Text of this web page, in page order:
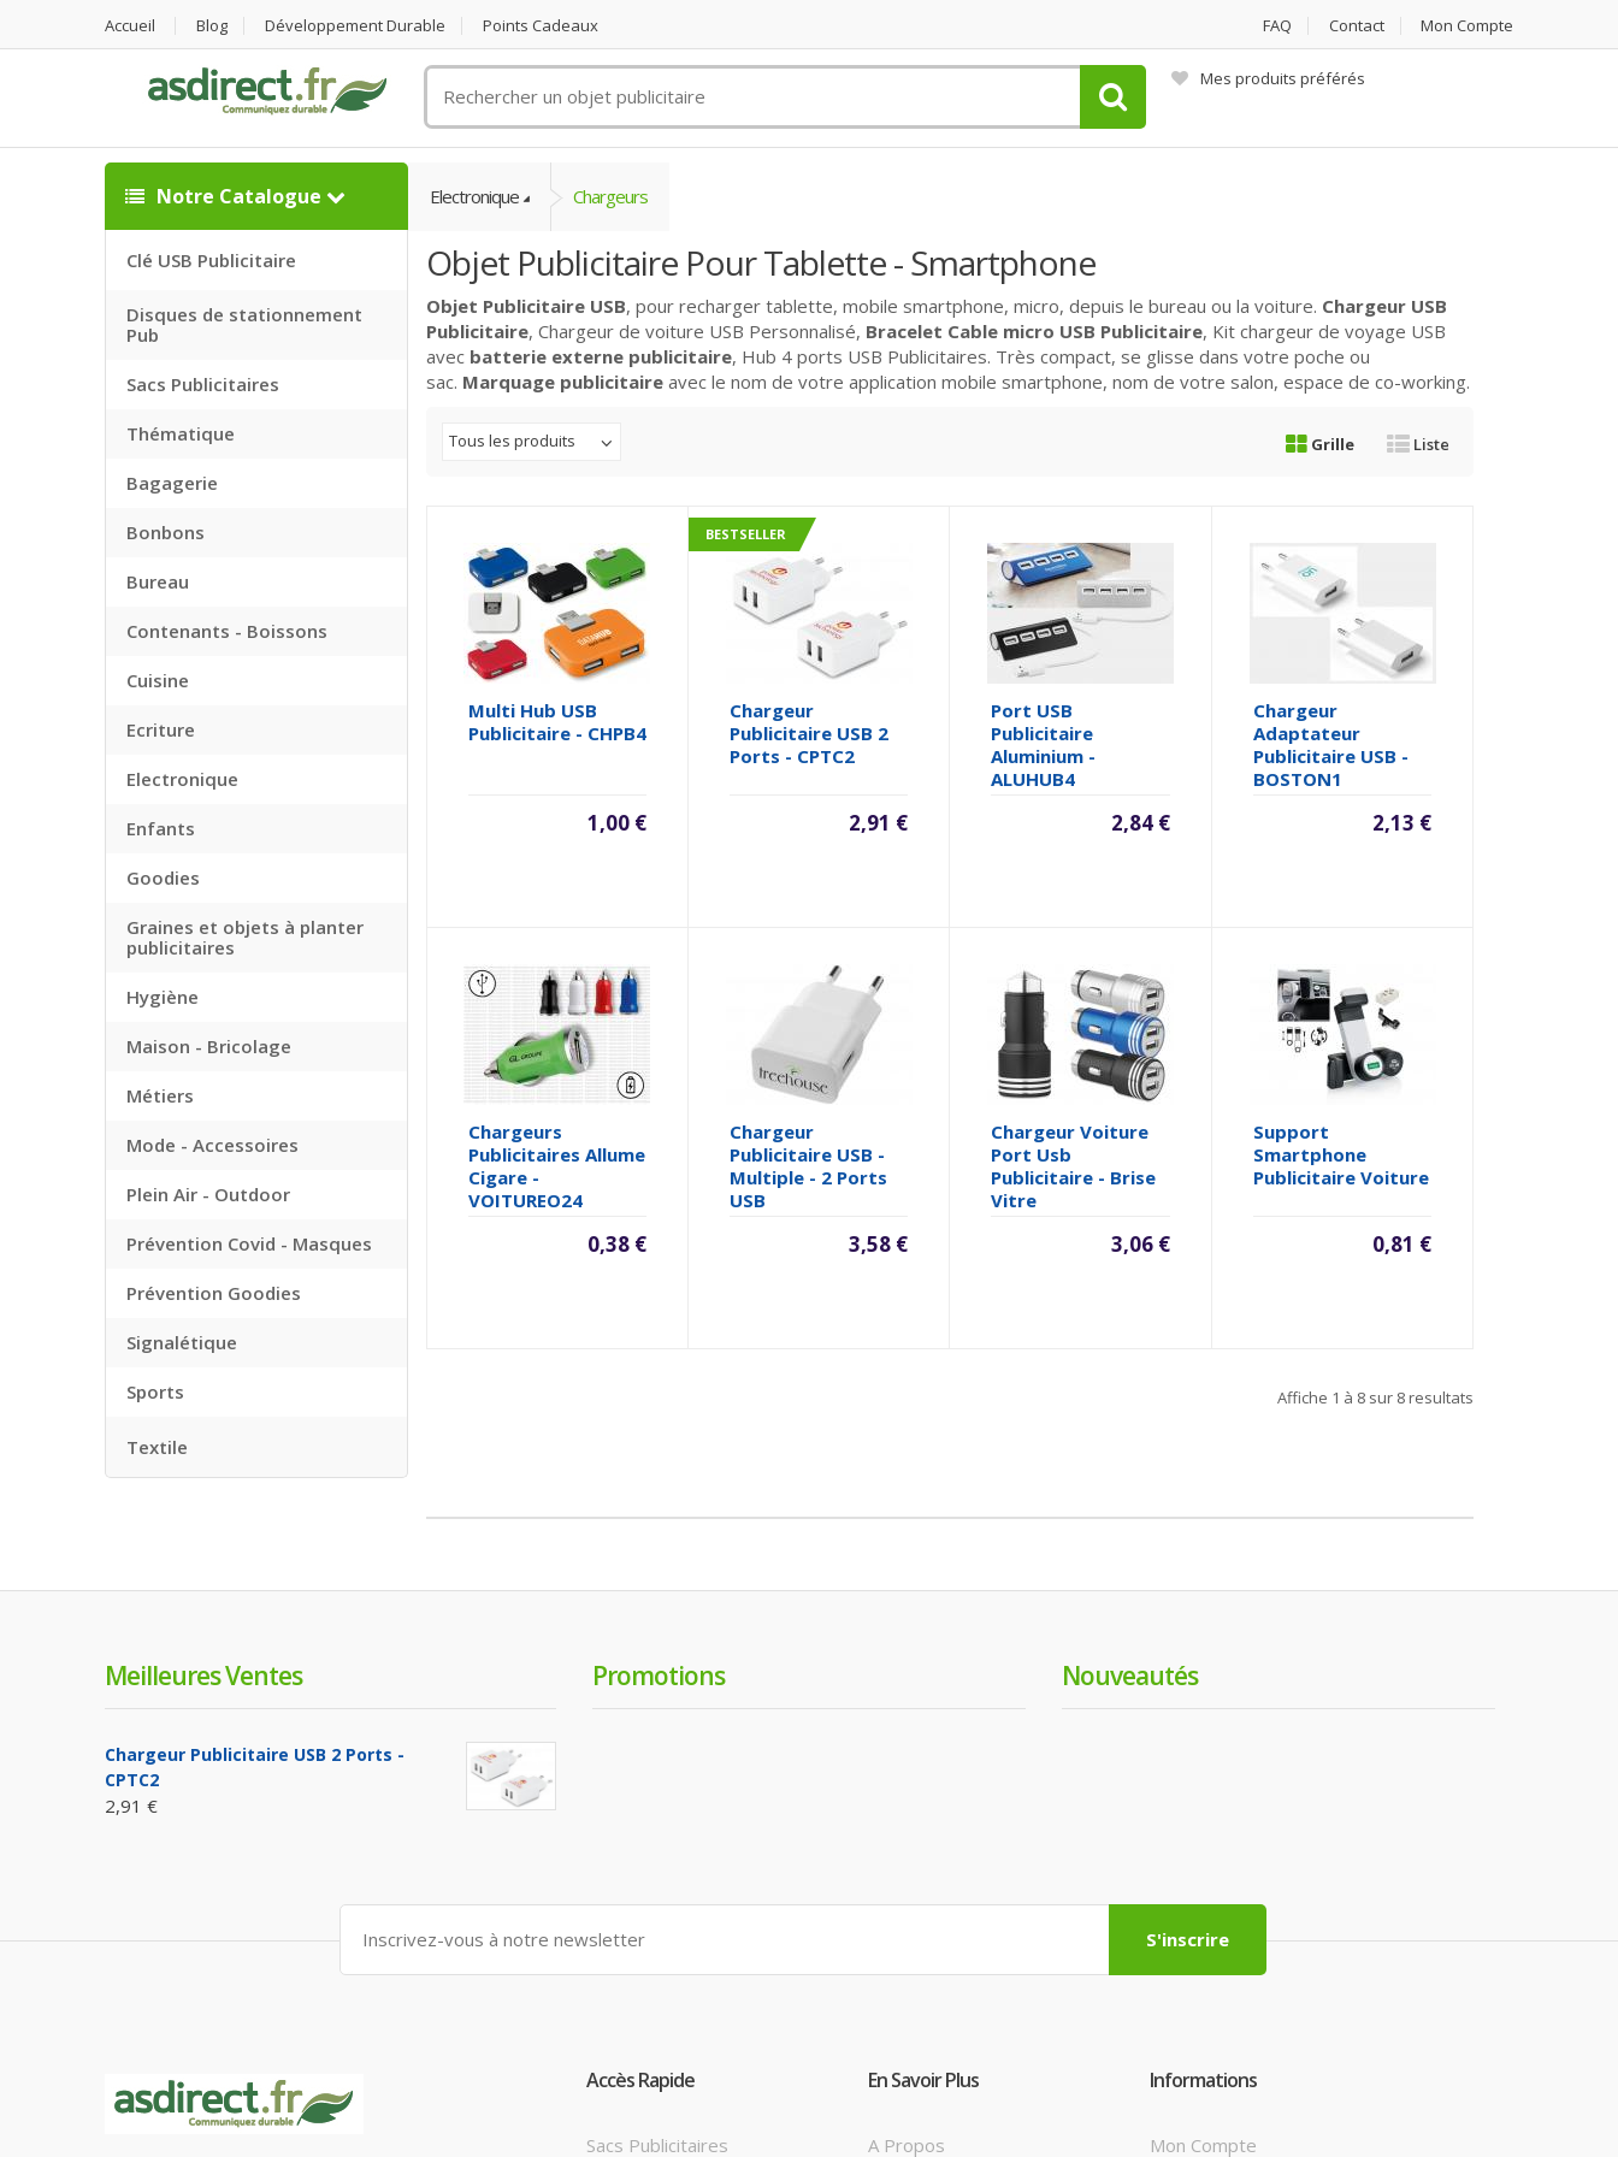
Accueil Blog Développement Durable Points Cadeaux FAQ Contact Mon Compte
un
objet
publicitaire
Mes produits préférés
Notre Catalogue
Clé USB Publicitaire
Disques de stationnement
Pub
Sacs Publicitaires
Thématique
Bagagerie
Bonbons
Bureau
Contenants - Boissons
Cuisine
Ecriture
Electronique
Enfants
Goodies
Graines et objets à planter
publicitaires
Hygiène
Maison - Bricolage
Métiers
Mode - Accessoires
Plein Air - Outdoor
Prévention Covid - Masques
Prévention Goodies
Signalétique
Sports
Textile
Electronique Chargeurs
Objet Publicitaire Pour Tablette - Smartphone
Objet Publicitaire USB, pour recharger tablette, mobile smartphone, micro, depuis le bureau ou la voiture. Chargeur USB
Publicitaire, Chargeur de voiture USB Personnalisé, Bracelet Cable micro USB Publicitaire, Kit chargeur de voyage USB
avecbatterie externe publicitaire, Hub 4 ports USB Publicitaires. Très compact, se glisse dans votre poche ou
sac. Marquage publicitaireavec le nom de votre application mobile smartphone, nom de votre salon, espace de co-working.
Tous les produits Grille Liste
Multi Hub USB
Publicitaire - CHPB4
1,00 €
BESTSELLER
Chargeur
Publicitaire USB 2
Ports - CPTC2
2,91 €
Port USB
Publicitaire
Aluminium -
ALUHUB4
2,84 €
Chargeur
Adaptateur
Publicitaire USB -
BOSTON1
2,13 €
Chargeurs
Publicitaires Allume
Cigare -
VOITUREO24
0,38 €
Chargeur
Publicitaire USB -
Multiple - 2 Ports
USB
3,58 €
Chargeur Voiture
Port Usb
Publicitaire - Brise
Vitre
3,06 €
Support
Smartphone
Publicitaire Voiture
0,81 €
Affiche 1 à 8 sur 8 resultats
Meilleures Ventes
Chargeur Publicitaire USB 2 Ports -
CPTC2
2,91 €
Promotions Nouveautés
S'inscrire
Accès Rapide
Sacs Publicitaires
En Savoir Plus
A Propos
Informations
Mon Compte